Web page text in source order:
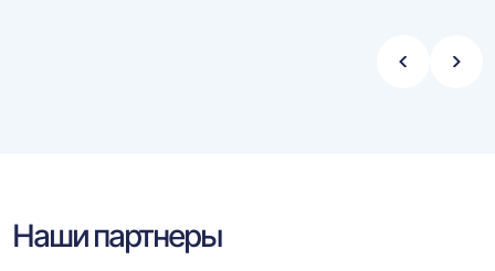
Стрелка
Наши партнеры